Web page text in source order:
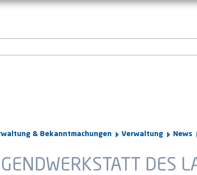
& Bekanntmachungen Verwaltung News
DES